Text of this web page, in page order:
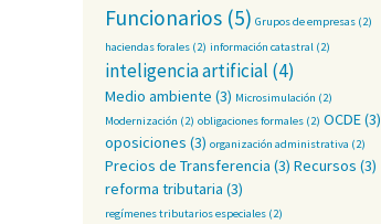
Funcionarios (5) Grupos de empresas (2)
haciendas forales (2) información catastral (2)
inteligencia artificial (4)
Medio ambiente (3) Microsimulación (2)
Modernización (2) obligaciones formales (2) OCDE(3)
oposiciones (3) organización administrativa (2)
Precios de Transferencia (3) Recursos (3)
reforma tributaria (3)
regímenes tributarios especiales (2)